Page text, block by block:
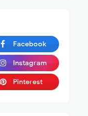
Facebook
Instagram
Pinterest